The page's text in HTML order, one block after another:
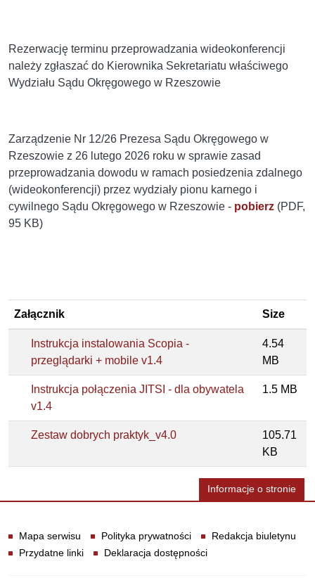
Rezerwację terminu przeprowadzania wideokonferencji
należy zgłaszać do Kierownika Sekretariatu właściwego
Wydziału Sądu Okręgowego w Rzeszowie
Zarządzenie Nr 12/26 Prezesa Sądu Okręgowego w
Rzeszowie z 26 lutego 2026 roku w sprawie zasad
przeprowadzania dowodu w ramach posiedzenia zdalnego
(wideokonferencji) przez wydziały pionu karnego i
cywilnego Sądu Okręgowego w Rzeszowie - pobierz (PDF,
95 KB)
Załącznik Size
Instrukcja instalowania Scopia -
przeglądarki + mobile v1.4
4.54
MB
Instrukcja połączenia JITSI - dla obywatela
v1.4
1.5 MB
Zestaw dobrych praktyk_v4.0
105.71
KB
Informacje o stronie
Mapa serwisu Polityka prywatności
Redakcja biuletynu
Przydatne linki
Deklaracja dostępności